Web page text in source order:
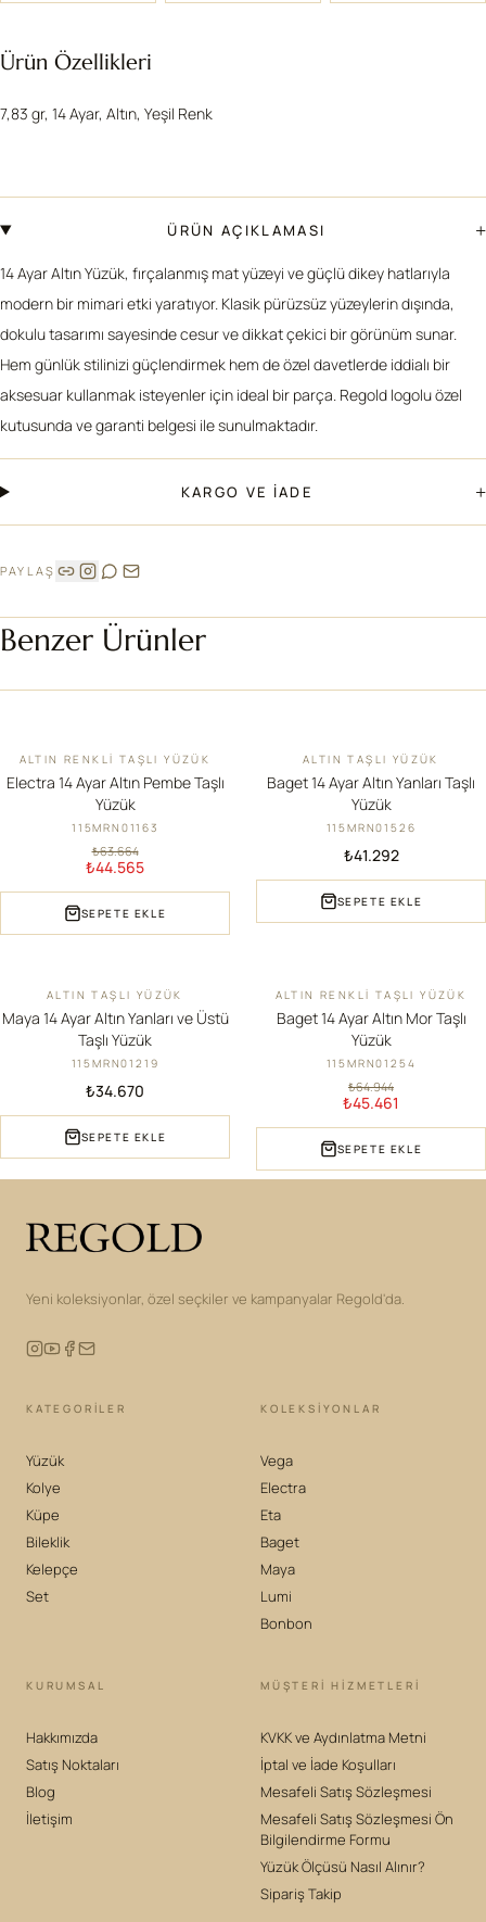
Ürün Özellikleri
7,83 gr, 14 Ayar, Altın, Yeşil Renk
ÜRÜN AÇIKLAMASI +
14 Ayar Altın Yüzük, fırçalanmış mat yüzeyi ve güçlü dikey hatlarıyla
modern bir mimari etki yaratıyor. Klasik pürüzsüz yüzeylerin dışında,
dokulu tasarımı sayesinde cesur ve dikkat çekici bir görünüm sunar.
Hem günlük stilinizi güçlendirmek hem de özel davetlerde iddialı bir
aksesuar kullanmak isteyenler için ideal bir parça. Regold logolu özel
kutusunda ve garanti belgesi ile sunulmaktadır.
KARGO VE İADE +
PAYLAŞ
Benzer Ürünler
İNDIRIM
ALTIN RENKLI TAŞLI YÜZÜK
Electra 14 Ayar Altın Pembe Taşlı
Yüzük
115MRN01163
₺63.664
₺44.565
SEPETE EKLE
YENIALTIN TAŞLI YÜZÜK
Baget 14 Ayar Altın Yanları Taşlı
Yüzük
115MRN01526
₺41.292
SEPETE EKLE
YENIALTIN TAŞLI YÜZÜK
Maya 14 Ayar Altın Yanları ve Üstü
Taşlı Yüzük
115MRN01219
₺34.670
SEPETE EKLE
İNDIRIM
ALTIN RENKLI TAŞLI YÜZÜK
Baget 14 Ayar Altın Mor Taşlı
Yüzük
115MRN01254
₺64.944
₺45.461
SEPETE EKLE
Yeni koleksiyonlar, özel seçkiler ve kampanyalar Regold'da.
KATEGORILER
Yüzük
Kolye
Küpe
Bileklik
Kelepçe
Set
KOLEKSIYONLAR
Vega
Electra
Eta
Baget
Maya
Lumi
Bonbon
KURUMSAL
Hakkımızda
Satış Noktaları
Blog
İletişim
MÜŞTERİ HİZMETLERİ
KVKK ve Aydınlatma Metni
İptal ve İade Koşulları
Mesafeli Satış Sözleşmesi
Mesafeli Satış Sözleşmesi Ön
Bilgilendirme Formu
Yüzük Ölçüsü Nasıl Alınır?
Sipariş Takip